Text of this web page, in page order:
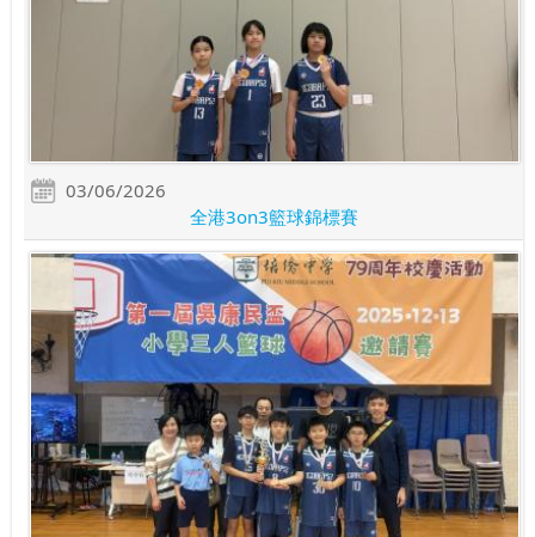
03/06/2026
全港3on3籃球錦標賽